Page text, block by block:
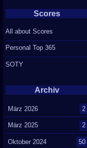
Scores
All about Scores
Personal Top 365
SOTY
Archiv
März 2026 2
März 2025 2
Oktober 2024 50